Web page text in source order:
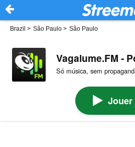
Brazil > São Paulo > São Paulo
Vagalume.FM -
Só música, sem
Jouer